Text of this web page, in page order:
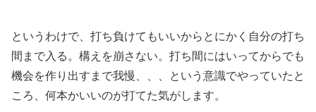
というわけで、打ち負けてもいいからとにかく自分の打ち
間まで入る。構えを崩さない。打ち間にはいってからでも
機会を作り出すまで我慢、、、という意識でやっていたと
ころ、何本かいいのが打てた気がします。